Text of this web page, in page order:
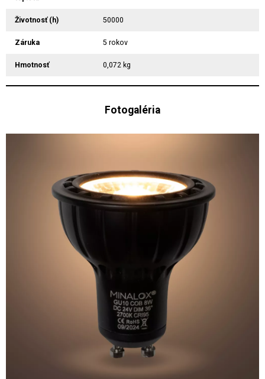
Životnosť (h) 50000
Záruka 5 rokov
Hmotnosť 0,072 kg
Fotogaléria